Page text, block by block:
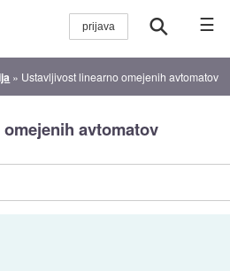
☰
» Ustavljivost linearno omejenih avtomatov
avtomatov